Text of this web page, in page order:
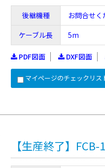
後継機種
お問合せく
ケーブル長
5m
PDF図面 DXF図面
マイページのチェックリス
【生産終了】